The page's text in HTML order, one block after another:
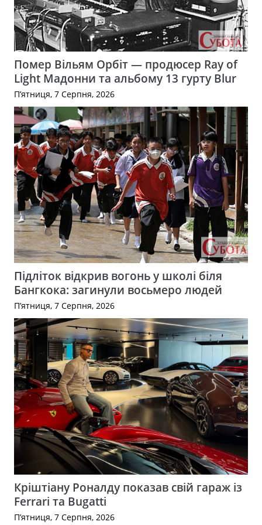
Помер Вільям Орбіт — продюсер Ray of
Light Мадонни та альбому 13 гурту Blur
П’ятниця, 7 Серпня, 2026
Підліток відкрив вогонь у школі біля
Бангкока: загинули восьмеро людей
П’ятниця, 7 Серпня, 2026
Кріштіану Роналду показав свій гараж із
Ferrari та Bugatti
П’ятниця, 7 Серпня, 2026